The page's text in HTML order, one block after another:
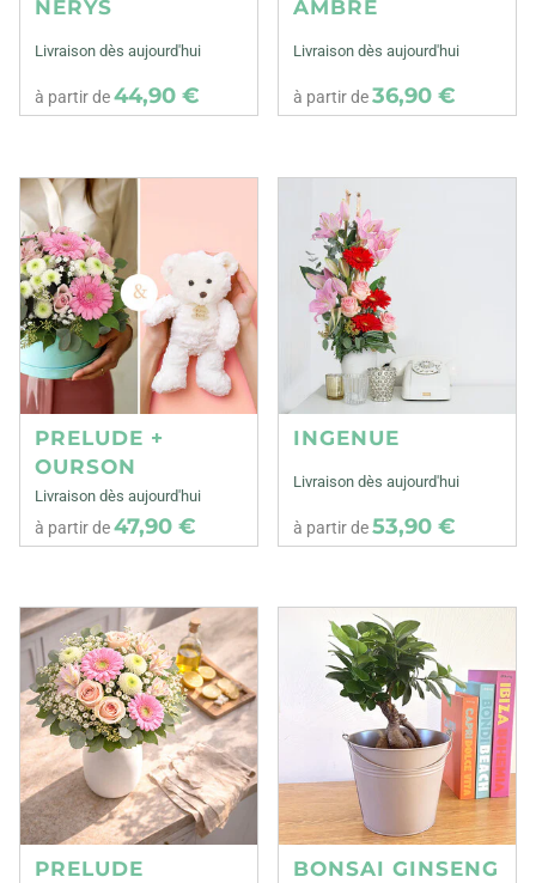
NERYS
Livraison dès aujourd'hui
à partir de44,90 €
AMBRE
Livraison dès aujourd'hui
à partir de36,90 €
PRELUDE +
OURSON
Livraison dès aujourd'hui
à partir de47,90 €
INGENUE
Livraison dès aujourd'hui
à partir de53,90 €
PRELUDE BONSAI GINSENG